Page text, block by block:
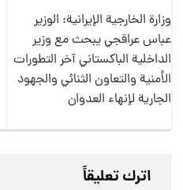
وزارة الخارجية الإيرانية: الوزير
عباس عراقجي يبحث مع وزير
الداخلية الباكستاني آخر التطورات
الأمنية والتعاون الثنائي والجهود
الجارية لإنهاء العدوان
اترك تعليقاً